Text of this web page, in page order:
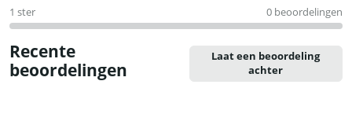
1 ster 0 beoordelingen
Recente
beoordelingen
Laat een beoordeling
achter